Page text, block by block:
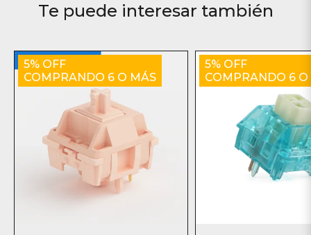
Te puede interesar también
5% OFF
COMPRANDO 6 O MÁS
5% OFF
COMPRANDO 6 O